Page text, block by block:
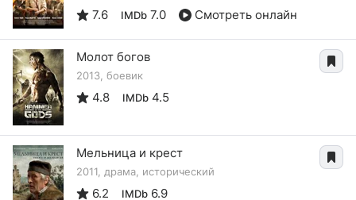
7.6 IMDb 7.0 Смотреть онлайн
Молот богов
2013, боевик
4.8 IMDb 4.5
Мельница и крест
2011, драма, исторический
6.2 IMDb 6.9